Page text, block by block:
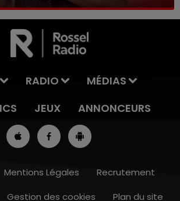
RADIO
MÉDIAS
JEUX ANNONCEURS
Mentions Légales
Recrutement
Gestion des cookies Plan du site